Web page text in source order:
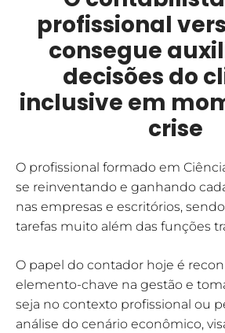
profissional
consegue
decisões do
inclusive em
crise
O profissional formado em
se reinventando e ganhando
nas empresas e escritórios,
tarefas muito além das funções
O papel do contador hoje é
elemento-chave na gestão e
seja no contexto profissional ou
análise do cenário econômico,